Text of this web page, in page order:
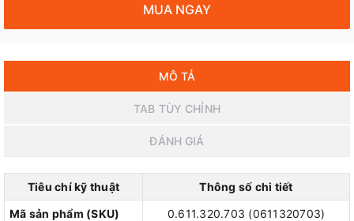
MUA NGAY
MÔ TẢ
TAB TÙY CHỈNH
ĐÁNH GIÁ
Tiêu chí kỹ thuật
Thông số chi tiết
Mã sản phẩm (SKU)
0.611.320.703 (0611320703)